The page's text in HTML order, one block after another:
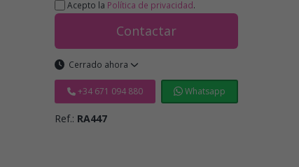
Acepto la Política de privacidad.
Contactar
Cerrado ahora
+34 671 094 880 Whatsapp
Ref.: RA447